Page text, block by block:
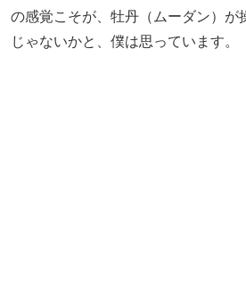
の感覚こそが、牡丹（ムーダン）が
じゃないかと、僕は思っています。